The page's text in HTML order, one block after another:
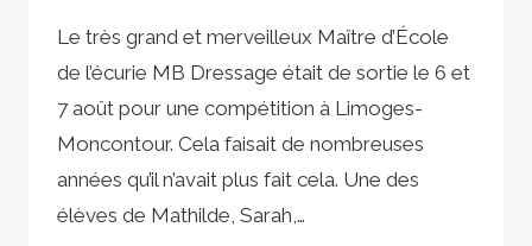
Le très grand et merveilleux Maître d’École
de l’écurie MB Dressage était de sortie le 6 et
7 août pour une compétition à Limoges-
Moncontour. Cela faisait de nombreuses
années qu’il n’avait plus fait cela. Une des
élèves de Mathilde, Sarah,…